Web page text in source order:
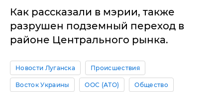
Как рассказали в мэрии, также
разрушен подземный переход в
районе Центрального рынка.
Новости Луганска Происшествия
Восток Украины ООС (АТО) Общество